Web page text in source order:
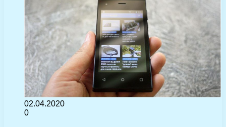
02.04.2020
0